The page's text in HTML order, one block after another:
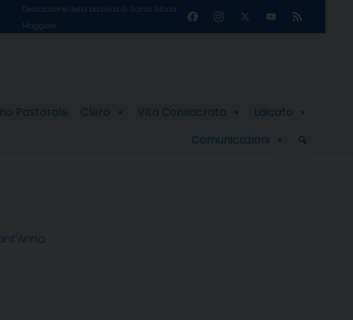
Dedicazione della basilica di Santa Maria
Maggiore
FacebookInstagram
X
YouTube
Channel
Feed
Pastorale Clero Vita Consacrata
Laicato
Comunicazioni